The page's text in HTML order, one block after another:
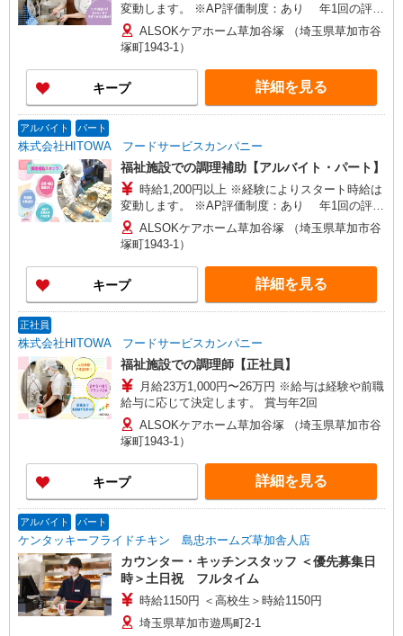
変動します。 ※AP評価制度：あり 年1回の評価
により時給を見直します。 ※アルバイト賞与（寸
志）：あり 年2回。勤続年数により金額UP。
ALSOKケアホーム草加谷塚 （埼玉県草加市谷
塚町1943-1）
キープ 詳細を見る
アルバイト パート
株式会社HITOWA フードサービスカンパニー
福祉施設での調理補助【アルバイト・パート】
時給1,200円以上 ※経験によりスタート時給は
変動します。 ※AP評価制度：あり 年1回の評価
により時給を見直します。 ※アルバイト賞与（寸
志）：あり 年2回。勤続年数により金額UP。
ALSOKケアホーム草加谷塚 （埼玉県草加市谷
塚町1943-1）
キープ 詳細を見る
正社員
株式会社HITOWA フードサービスカンパニー
福祉施設での調理師【正社員】
月給23万1,000円〜26万円 ※給与は経験や前職
給与に応じて決定します。 賞与年2回
ALSOKケアホーム草加谷塚 （埼玉県草加市谷
塚町1943-1）
キープ 詳細を見る
アルバイト パート
ケンタッキーフライドチキン 島忠ホームズ草加舎人店
カウンター・キッチンスタッフ ＜優先募集日
時＞土日祝 フルタイム
時給1150円 ＜高校生＞時給1150円
埼玉県草加市遊馬町2-1